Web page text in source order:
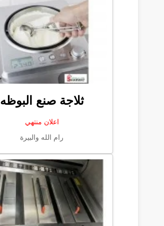
ثلاجة صنع البوظه
اعلان منتهي
رام الله والبيرة